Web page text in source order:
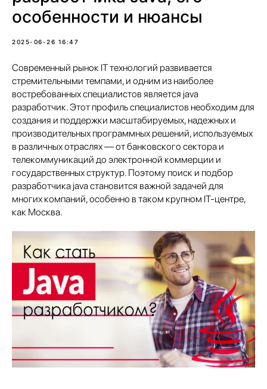
особенности и нюансы
2025-06-26 16:47
Современный рынок IT технологий развивается
стремительными темпами, и одним из наиболее
востребованных специалистов является java
разработчик. Этот профиль специалистов необходим для
создания и поддержки масштабируемых, надежных и
производительных программных решений, используемых
в различных отраслях — от банковского сектора и
телекоммуникаций до электронной коммерции и
государственных структур. Поэтому поиск и подбор
разработчика java становится важной задачей для
многих компаний, особенно в таком крупном IT-центре,
как Москва.